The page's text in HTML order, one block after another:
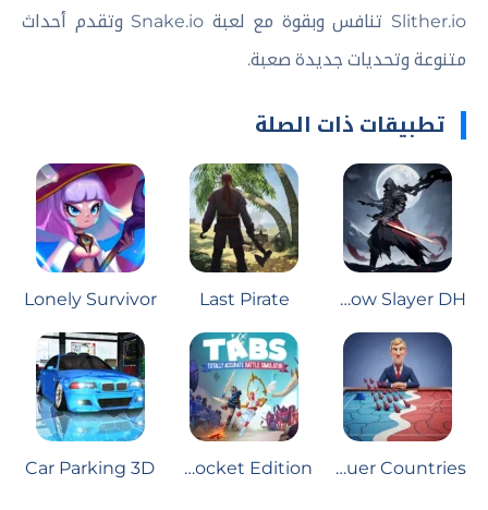
Slither.io تنافس وبقوة مع لعبة Snake.io وتقدم أحداث
متنوعة وتحديات جديدة صعبة.
تطبيقات ذات الصلة
Shadow Slayer DH
Last Pirate
Lonely Survivor
Conquer Countries
TABS Pocket Edition
Car Parking 3D